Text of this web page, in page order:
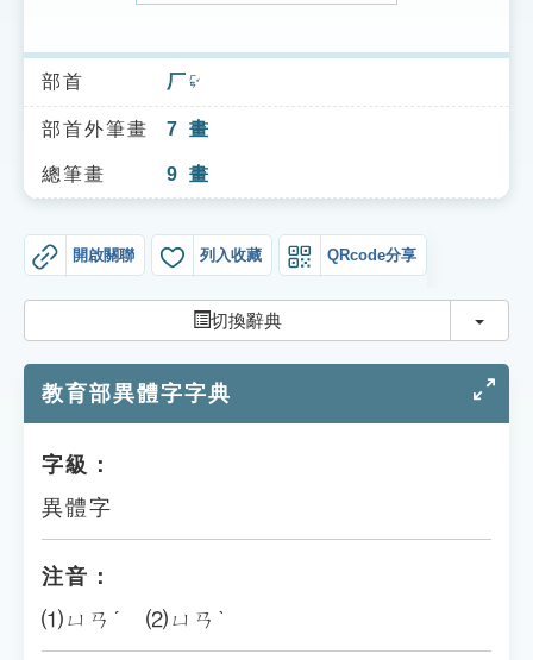
索引選單
知識索引
單字索引
貓頭鷹博士
部首 厂 ㄏㄢˇ
部首外筆畫 7 畫
總筆畫 9 畫
開啟關聯 列入收藏 QRcode分享
切換辭典 切換
教育部異體字字典
字級：
異體字
注音：
⑴ㄩㄢˊ ⑵ㄩㄢˋ